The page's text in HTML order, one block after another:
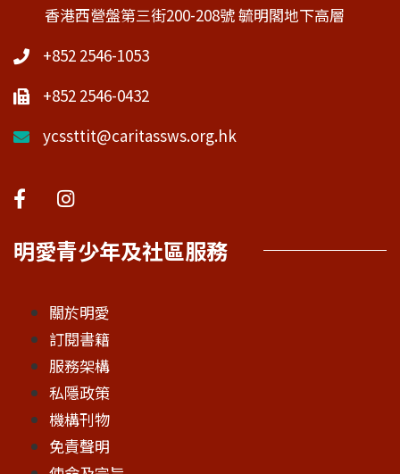
香港西營盤第三街200-208號 毓明閣地下高層
+852 2546-1053
+852 2546-0432
ycssttit@caritassws.org.hk
明愛青少年及社區服務
關於明愛
訂閱書籍
服務架構
私隱政策
機構刊物
免責聲明